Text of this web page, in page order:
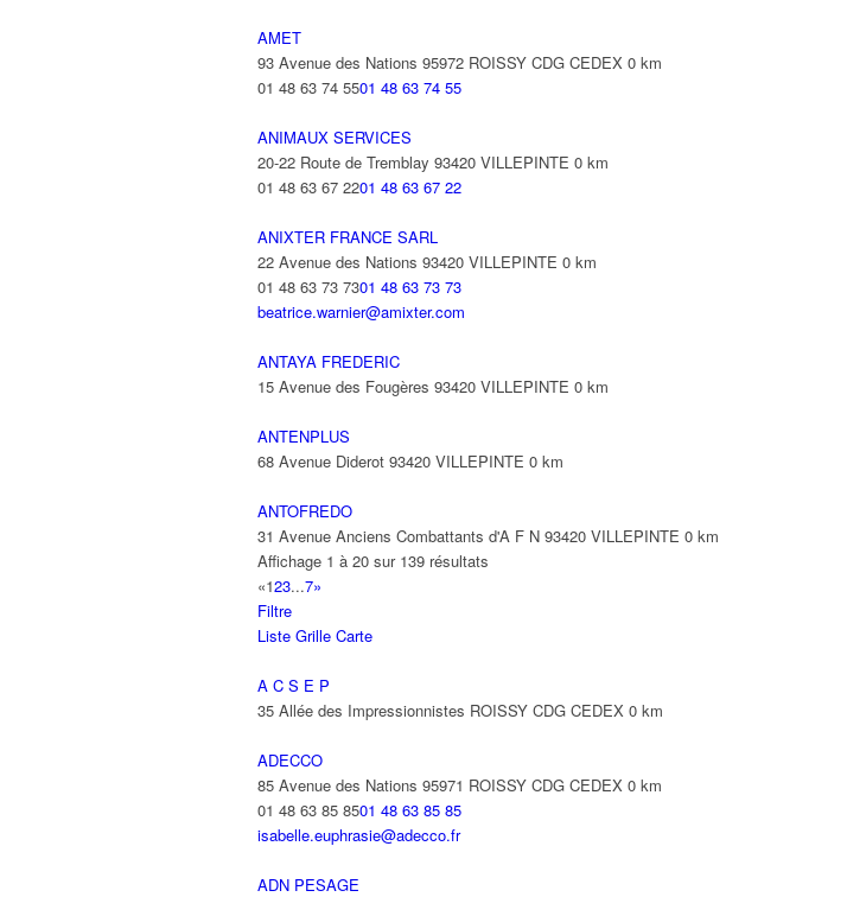
AMET
93 Avenue des Nations 95972 ROISSY CDG CEDEX 0 km
01 48 63 74 5501 48 63 74 55
ANIMAUX SERVICES
20-22 Route de Tremblay 93420 VILLEPINTE 0 km
01 48 63 67 2201 48 63 67 22
ANIXTER FRANCE SARL
22 Avenue des Nations 93420 VILLEPINTE 0 km
01 48 63 73 7301 48 63 73 73
beatrice.warnier@amixter.com
ANTAYA FREDERIC
15 Avenue des Fougères 93420 VILLEPINTE 0 km
ANTENPLUS
68 Avenue Diderot 93420 VILLEPINTE 0 km
ANTOFREDO
31 Avenue Anciens Combattants d'A F N 93420 VILLEPINTE 0 km
Affichage 1 à 20 sur 139 résultats
«123...7»
Filtre
Liste Grille Carte
A C S E P
35 Allée des Impressionnistes ROISSY CDG CEDEX 0 km
ADECCO
85 Avenue des Nations 95971 ROISSY CDG CEDEX 0 km
01 48 63 85 8501 48 63 85 85
isabelle.euphrasie@adecco.fr
ADN PESAGE